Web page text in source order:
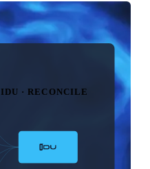
· RECONCILE